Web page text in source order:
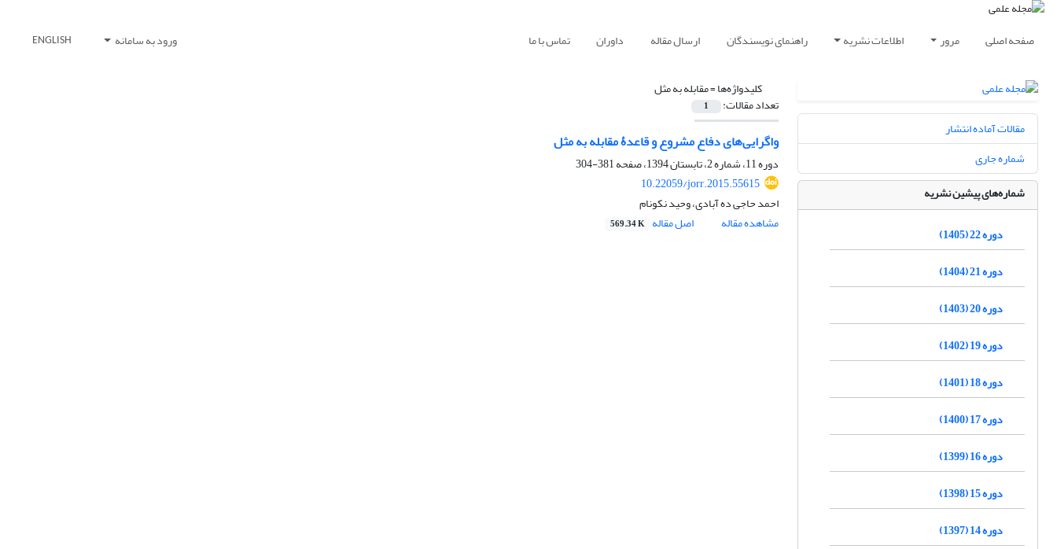
صفحه اصلی مرور اطلاعات نشریه راهنمای نویسندگان ارسال مقاله داوران تماس با ما ورود به سامانه ENGLISH
کلیدواژه‌ها =مقابله به مثل
تعداد مقالات: 1
واگرایی‌های دفاع مشروع و قاعدۀ مقابله به‌ مثل
دوره 11، شماره 2، تابستان 1394، صفحه
381-304
10.22059/jorr.2015.55615
احمد حاجی ده آبادی، وحید نکونام
مشاهده مقاله
اصل مقاله 569.34 K
مقالات آماده انتشار
شماره جاری
شماره‌های پیشین نشریه
دوره 22 (1405)
دوره 21 (1404)
دوره 20 (1403)
دوره 19 (1402)
دوره 18 (1401)
دوره 17 (1400)
دوره 16 (1399)
دوره 15 (1398)
دوره 14 (1397)